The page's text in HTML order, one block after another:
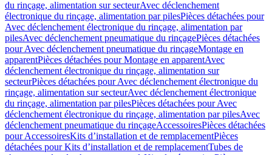
du rinçage, alimentation sur secteurAvec déclenchement
électronique du rinçage, alimentation par pilesPièces détachées pour
Avec déclenchement électronique du rinçage, alimentation par
pilesAvec déclenchement pneumatique du rinçagePièces détachées
pour Avec déclenchement pneumatique du rinçageMontage en
apparentPièces détachées pour Montage en apparentAvec
déclenchement électronique du rinçage, alimentation sur
secteurPièces détachées pour Avec déclenchement électronique du
rinçage, alimentation sur secteurAvec déclenchement électronique
du rinçage, alimentation par pilesPièces détachées pour Avec
déclenchement électronique du rinçage, alimentation par pilesAvec
déclenchement pneumatique du rinçageAccessoiresPièces détachées
pour AccessoiresKits d’installation et de remplacementPièces
détachées pour Kits d’installation et de remplacementTubes de